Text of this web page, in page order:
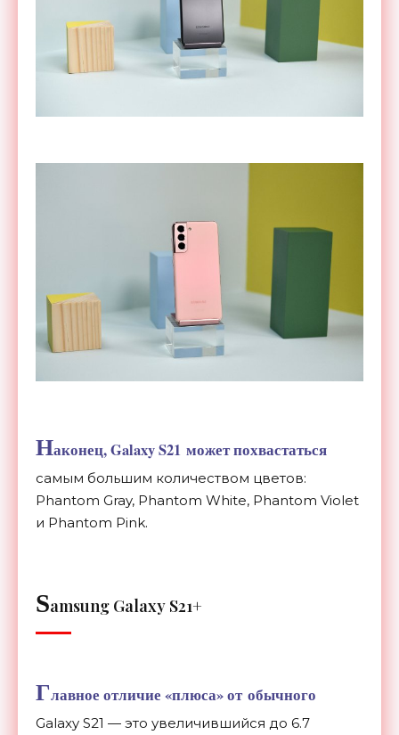
Наконец, Galaxy S21 может похвастаться
самым большим количеством цветов:
Phantom Gray, Phantom White, Phantom Violet
и Phantom Pink.
Samsung Galaxy S21+
Главное отличие «плюса»от обычного
Galaxy S21 — это увеличившийся до 6.7